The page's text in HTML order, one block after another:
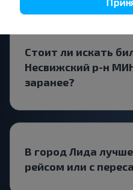
Стоит ли искать
Несвижский р-н
заранее?
В город Лида
рейсом или с